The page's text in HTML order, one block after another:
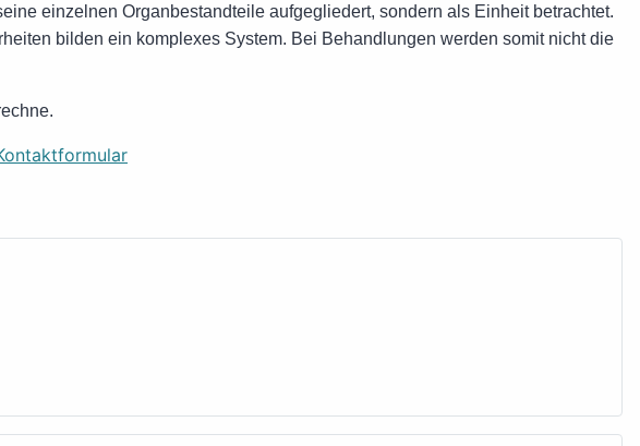
einzelnen Organbestandteile aufgegliedert, sondern als Einheit betrachtet.
bilden ein komplexes System. Bei Behandlungen werden somit nicht die